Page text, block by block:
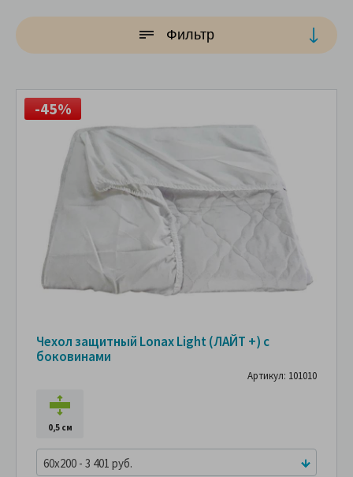
Фильтр
-45%
Чехол защитный Lonax Light (ЛАЙТ +) с
боковинами
Артикул: 101010
0,5 см
60x200 - 3 401 руб.